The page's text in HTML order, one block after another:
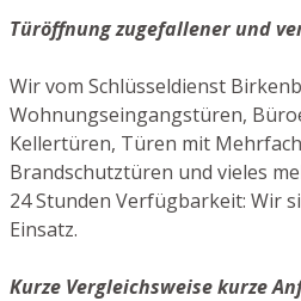
Türöffnung zugefallener und
Wir vom Schlüsseldienst
Wohnungseingangstüren,
Kellertüren, Türen mit
Brandschutztüren und vieles
24 Stunden Verfügbarkeit: Wir
Einsatz.
Kurze Vergleichsweise kurze